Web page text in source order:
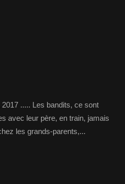
..... Les bandits, ce sont
avec leur père, en train, jamais
les grands-parents,...